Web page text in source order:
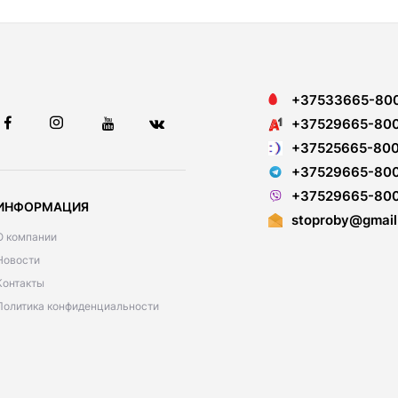
компании
конфиденциальности
+37533665-
+37529665-
+37525665-
+37529665-
+37529665-